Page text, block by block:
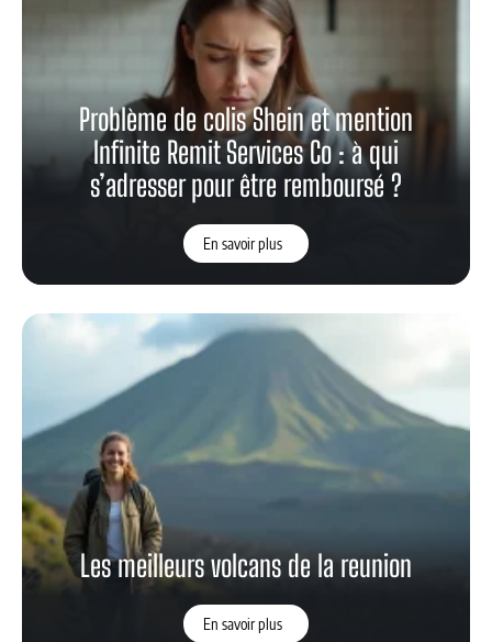
Problème de colis Shein et mention
Infinite Remit Services Co : à qui
s’adresser pour être remboursé ?
En savoir plus
Les meilleurs volcans de la reunion
En savoir plus